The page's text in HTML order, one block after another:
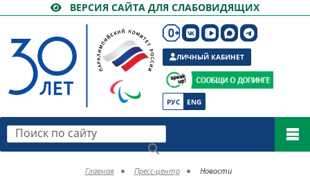
ВЕРСИЯ САЙТА ДЛЯ СЛАБОВИДЯЩИХ
РУС ENG
ЛИЧНЫЙ КАБИНЕТ
Поиск по сайту
Главная Пресс-центр Новости